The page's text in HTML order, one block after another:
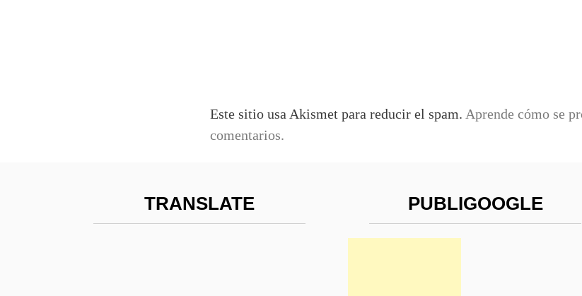
Este sitio usa Akismet para reducir el spam. Aprende cómo se
comentarios.
TRANSLATE PUBLIGOOGLE